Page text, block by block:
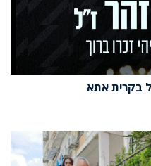
בקרית אתא